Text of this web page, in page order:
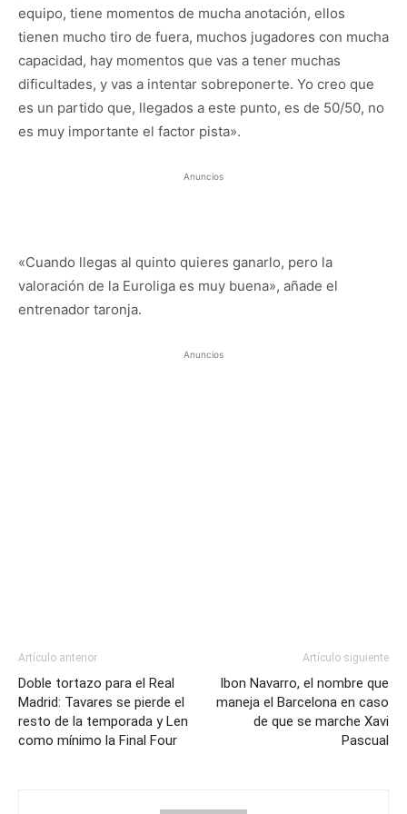
equipo, tiene momentos de mucha anotación, ellos
tienen mucho tiro de fuera, muchos jugadores con mucha
capacidad, hay momentos que vas a tener muchas
dificultades, y vas a intentar sobreponerte. Yo creo que
es un partido que, llegados a este punto, es de 50/50, no
es muy importante el factor pista».
Anuncios
«Cuando llegas al quinto quieres ganarlo, pero la
valoración de la Euroliga es muy buena», añade el
entrenador taronja.
Anuncios
Artículo anterior
Doble tortazo para el Real
Madrid: Tavares se pierde el
resto de la temporada y Len
como mínimo la Final Four
Artículo siguiente
Ibon Navarro, el nombre que
maneja el Barcelona en caso
de que se marche Xavi
Pascual